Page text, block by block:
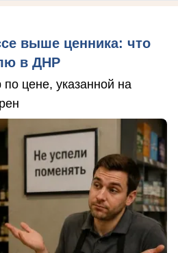
выше ценника: что
в ДНР
по цене, указанной на